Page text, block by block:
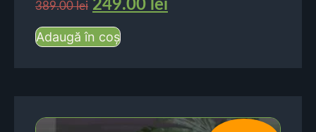
389.00lei 249.00 lei
Adaugă în coș